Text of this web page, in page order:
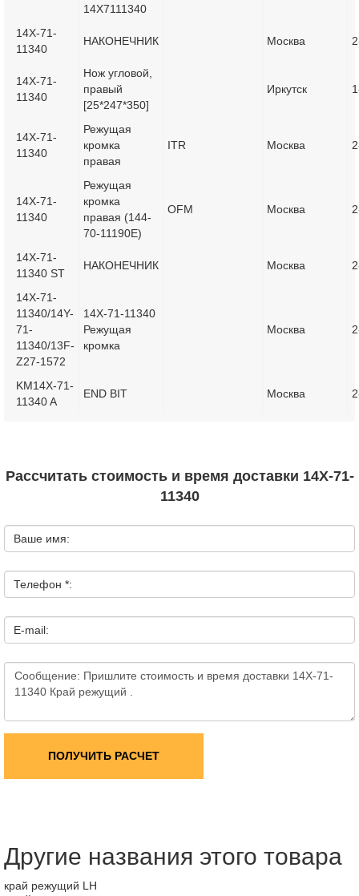
14X7111340
14X-71-
11340
НАКОНЕЧНИК Москва
14X-71-
11340
Нож угловой,
правый
[25*247*350]
Иркутск
14X-71-
11340
Режущая
кромка
правая
ITR Москва
14X-71-
11340
Режущая
кромка
правая (144-
70-11190E)
OFM Москва
14X-71-
11340 ST
НАКОНЕЧНИК Москва
14X-71-
11340/14Y-
71-
11340/13F-
Z27-1572
14X-71-11340
Режущая
кромка
Москва
KM14X-71-
11340 A
END BIT Москва
Рассчитать стоимость и время доставки 14X-71-
11340
Ваше имя:
Телефон *:
E-mail:
ПОЛУЧИТЬ РАСЧЕТ
Другие названия этого товара
край режущий LH